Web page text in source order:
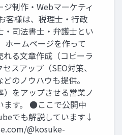
制作・Webマーケティ
客様は、税理士・行政
司法書士・弁護士とい
ホームページを作って
る文章作成（コピーラ
スアップ（SEO対策、
のノウハウも提供。
）をアップさせる営業ノ
ます。 ●ここで公開中
でも解説しています↓
@kosuke-